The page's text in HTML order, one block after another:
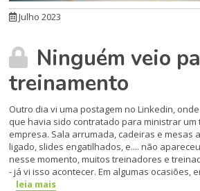
Julho 2023
Ninguém veio
treinamento
Outro dia vi uma postagem no Linkedin,
que havia sido contratado para ministrar um
empresa. Sala arrumada, cadeiras e mesas
ligado, slides engatilhados, e.... não
nesse momento, muitos treinadores e
- já vi isso acontecer. Em algumas ocasiões,
leia mais